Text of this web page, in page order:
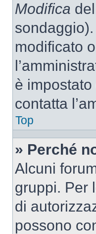
Modifica
modificato
è
contatta
Top
» Perché
Alcuni
gruppi. Per
di
possono